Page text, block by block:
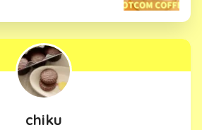
chiku